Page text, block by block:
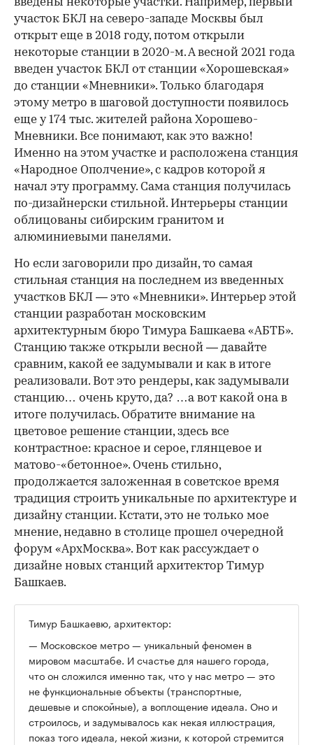
участок БКЛ на северо-западе Москвы был
открыт еще в 2018 году, потом открыли
некоторые станции в 2020-м. А весной 2021 года
введен участок БКЛ от станции «Хорошевская»
до станции «Мневники». Только благодаря
этому метро в шаговой доступности появилось
еще у 174 тыс. жителей района Хорошево-
Мневники. Все понимают, как это важно!
Именно на этом участке и расположена станция
«Народное Ополчение», с кадров которой я
начал эту программу. Сама станция получилась
по-дизайнерски стильной. Интерьеры станции
облицованы сибирским гранитом и
алюминиевыми панелями.
Но если заговорили про дизайн, то самая
стильная станция на последнем из введенных
участков БКЛ — это «Мневники». Интерьер этой
станции разработан московским
архитектурным бюро Тимура Башкаева «АБТБ».
Станцию также открыли весной — давайте
сравним, какой ее задумывали и как в итоге
реализовали. Вот это рендеры, как задумывали
станцию… очень круто, да? …а вот какой она в
итоге получилась. Обратите внимание на
цветовое решение станции, здесь все
контрастное: красное и серое, глянцевое и
матово-«бетонное». Очень стильно,
продолжается заложенная в советское время
традиция строить уникальные по архитектуре и
дизайну станции. Кстати, это не только мое
мнение, недавно в столице прошел очередной
форум «АрхМосква». Вот как рассуждает о
дизайне новых станций архитектор Тимур
Башкаев.
Тимур Башкаевю, архитектор:
— Московское метро — уникальный феномен в
мировом масштабе. И счастье для нашего города,
что он сложился именно так, что у нас метро — это
не функциональные объекты (транспортные,
дешевые и спокойные), а воплощение идеала. Оно и
строилось, и задумывалось как некая иллюстрация,
показ того идеала, некой жизни, к которой стремится